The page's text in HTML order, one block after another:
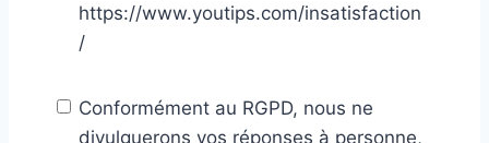
https://www.youtips.com/insatisfaction
/
Conformément au RGPD, nous ne
divulguerons vos réponses à personne,